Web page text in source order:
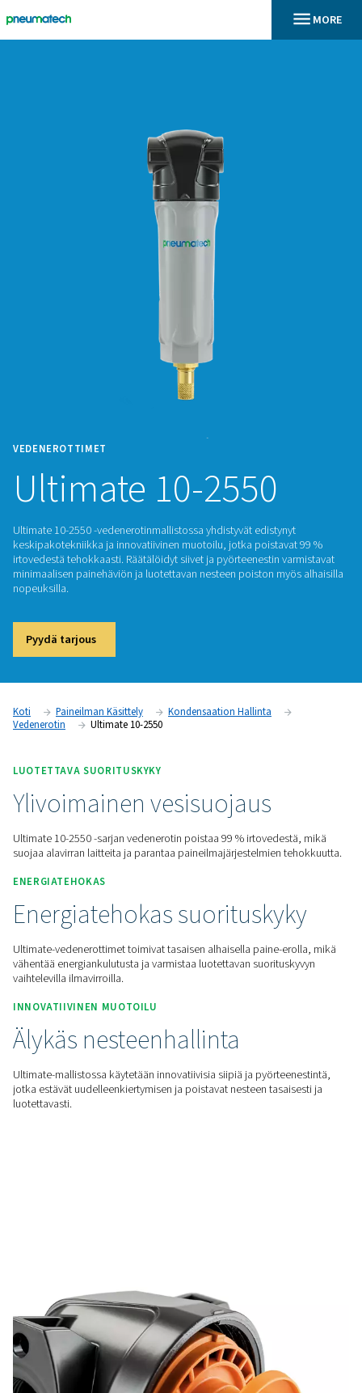
VEDENEROTTIMET
Ultimate 10-2550
Ultimate 10-2550 -vedenerotinmallistossa yhdistyvät
keskipakotekniikka ja innovatiivinen muotoilu, jotka
minimaalisen painehäviön ja luotettavan nesteen poiston
nopeuksilla.
Pyydä tarjous
Koti Paineilman Käsittely
Vedenerotin
Ultimate 10-2550
LUOTETTAVA SUORITUSKYKY
Ylivoimainen vesisuojaus
Ultimate 10-2550 -sarjan vedenerotin poistaa 99 %
suojaa alavirran laitteita ja parantaa paineilmajärjestelmien
ENERGIATEHOKAS
Älykäs nesteenhallinta
Ultimate-mallistossa käytetään innovatiivisia siipiä ja
jotka estävät uudelleenkiertymisen ja poistavat nesteen
luotettavasti.